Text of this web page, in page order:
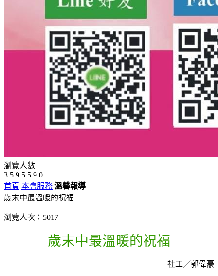
瀏覽人數
3 5 9 5 5 9 0
首頁 本會服務 溫馨報導
歲末中最溫暖的祝福
瀏覽人次：5017
歲末中最溫暖的祝福
社工／郭偉豪